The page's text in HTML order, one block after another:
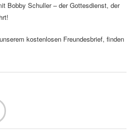
Bobby Schuller – der Gottesdienst, der
kostenlosen Freundesbrief, finden